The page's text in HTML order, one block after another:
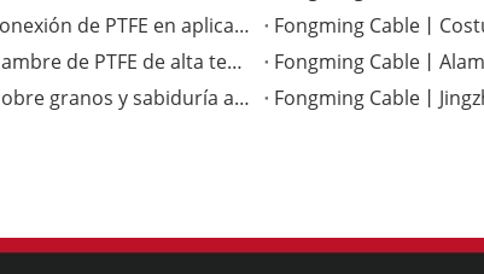
Fongming Cable丨La superioridad del cable de conexión de PTFE en aplicaciones electrónicas de alta temperatura
Fongming Cable丨Mejora del rendimiento con alambre de PTFE de alta temperatura
Fongming Cable丨Términos solares completos sobre granos y sabiduría agrícola
Fongming Cable丨